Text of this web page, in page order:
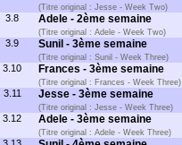
(Titre original : Jesse - Week Two)
3.8 Adele - 2ème semaine
(Titre original : Adele - Week Two)
3.9 Sunil - 3ème semaine
(Titre original : Sunil - Week Three)
3.10 Frances - 3ème semaine
(Titre original : Frances - Week Three)
3.11 Jesse - 3ème semaine
(Titre original : Jesse - Week Three)
3.12 Adele - 3ème semaine
(Titre original : Adele - Week Three)